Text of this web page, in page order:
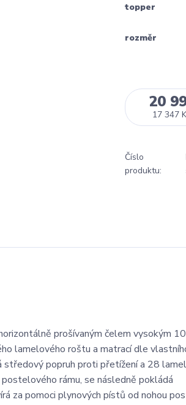
topper
rozměr
20
17 347
Číslo
produktu:
prošívaným čelem vysokým
lamelového roštu a matrací dle
středový popruh proti přetížení a 28
rámu, se následně pokládá
za pomoci plynových pístů od nohou